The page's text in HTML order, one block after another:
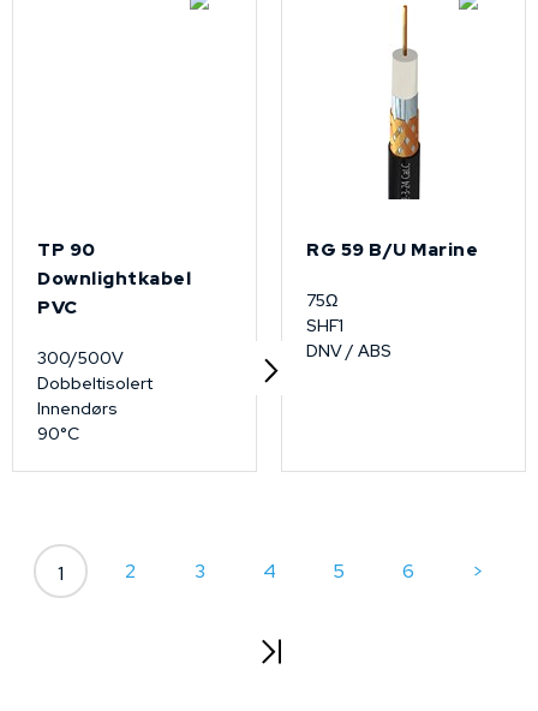
TP 90
Downlightkabel
PVC
300/500V
Dobbeltisolert
Innendørs
90°C
RG 59 B/U Marine
75Ω
SHF1
DNV / ABS
1 2 3 4 5 6 >